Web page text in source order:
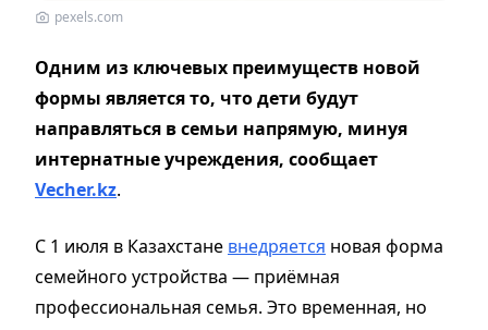
pexels.com
Одним из ключевых преимуществ новой
формы является то, что дети будут
направляться в семьи напрямую, минуя
интернатные учреждения, сообщает
Vecher.kz.
С 1 июля в Казахстане внедряется новая форма
семейного устройства — приёмная
профессиональная семья. Это временная, но